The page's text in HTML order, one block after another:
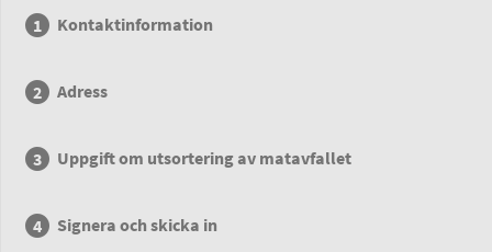
Kontaktinformation
Adress
Uppgift om utsortering av matavfallet
Signera och skicka in